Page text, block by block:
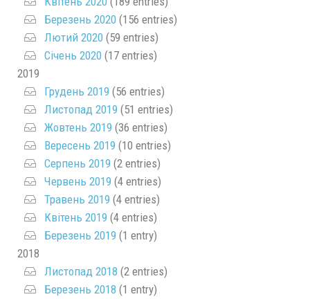
Березень 2020 (156 entries)
Лютий 2020 (59 entries)
Січень 2020 (17 entries)
2019
Грудень 2019 (56 entries)
Листопад 2019 (51 entries)
Жовтень 2019 (36 entries)
Вересень 2019 (10 entries)
Серпень 2019 (2 entries)
Червень 2019 (4 entries)
Травень 2019 (4 entries)
Квітень 2019 (4 entries)
Березень 2019 (1 entry)
2018
Листопад 2018 (2 entries)
Березень 2018 (1 entry)